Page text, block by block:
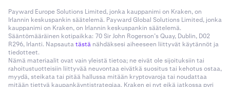
Payward Europe Solutions Limited, jonka kauppanimi on Kraken, on
Irlannin keskuspankin säätelemä. Payward Global Solutions Limited, jonka
kauppanimi on Kraken, on Irlannin keskuspankin säätelemä.
Sääntömääräinen kotipaikka: 70 Sir John Rogerson’s Quay, Dublin, D02
R296, Irlanti. Napsautatästä nähdäksesi aiheeseen liittyvät käytännöt ja
tiedotteet.
Nämä materiaalit ovat vain yleistä tietoa; ne eivät ole sijoituksiin tai
rahoitustuotteisiin liittyvää neuvontaa eivätkä suositus tai kehotus ostaa,
myydä, steikata tai pitää hallussa mitään kryptovaroja tai noudattaa
mitään tiettyä kaupankäyntistrategiaa. Kraken ei nyt eikä jatkossa pyri